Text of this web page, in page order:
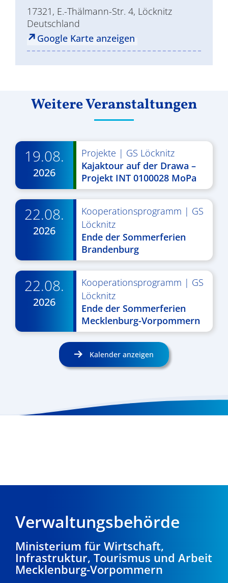
17321, E.-Thälmann-Str. 4, Löcknitz
Deutschland
Google Karte anzeigen
Weitere Veranstaltungen
19.08.
2026
Projekte | GS Löcknitz
Kajaktour auf der Drawa –
Projekt INT 0100028 MoPa
22.08.
2026
Kooperationsprogramm | GS
Löcknitz
Ende der Sommerferien
Brandenburg
22.08.
2026
Kooperationsprogramm | GS
Löcknitz
Ende der Sommerferien
Mecklenburg-Vorpommern
Kalender anzeigen
Verwaltungsbehörde
Ministerium für Wirtschaft,
Infrastruktur, Tourismus und Arbeit
Mecklenburg-Vorpommern